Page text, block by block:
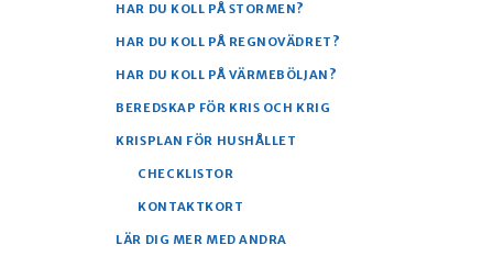
HAR DU KOLL PÅ STORMEN?
HAR DU KOLL PÅ REGNOVÄDRET?
HAR DU KOLL PÅ VÄRMEBÖLJAN?
BEREDSKAP FÖR KRIS OCH KRIG
KRISPLAN FÖR HUSHÅLLET
CHECKLISTOR
KONTAKTKORT
LÄR DIG MER MED ANDRA